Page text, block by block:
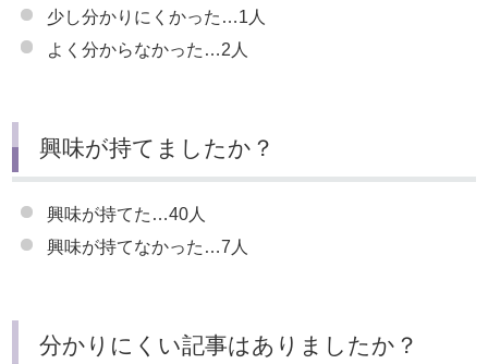
少し分かりにくかった…1人
よく分からなかった…2人
興味が持てましたか？
興味が持てた…40人
興味が持てなかった…7人
分かりにくい記事はありましたか？